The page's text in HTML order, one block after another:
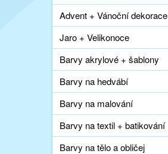
Advent + Vánoční dekorace
Jaro + Velikonoce
Barvy akrylové + šablony
Barvy na hedvábí
Barvy na malování
Barvy na textil + batikování
Barvy na tělo a obličej